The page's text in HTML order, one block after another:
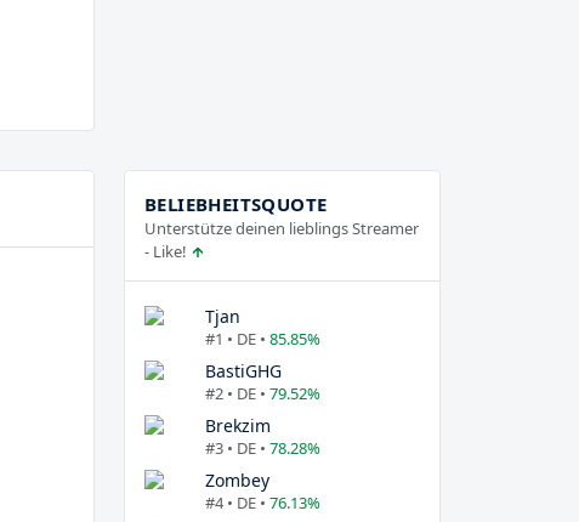
BELIEBHEITSQUOTE
Unterstütze deinen lieblings Streamer
- Like!
Tjan
#1 • DE • 85.85%
BastiGHG
#2 • DE • 79.52%
Brekzim
#3 • DE • 78.28%
Zombey
#4 • DE • 76.13%